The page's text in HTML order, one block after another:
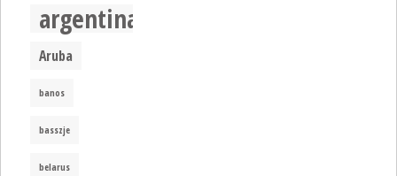
argentina
Aruba
banos
basszje
belarus